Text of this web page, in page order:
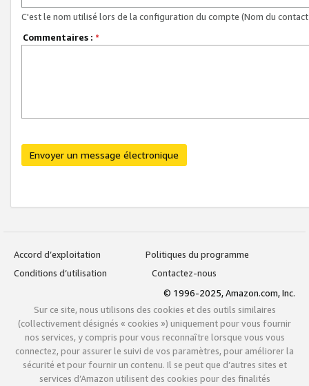
C'est le nom utilisé lors de la configuration du compte (Nom du
Commentaires : *
Envoyer un message électronique
Accord d’exploitation
Politiques du programme
Conditions d’utilisation
Contactez-nous
© 1996-2025, Amazon.com, Inc.
Sur ce site, nous utilisons des cookies et des outils similaires
(collectivement désignés « cookies ») uniquement pour vous fournir
nos services, y compris pour vous reconnaître lorsque vous vous
connectez, pour assurer le suivi de vos paramètres, pour améliorer la
sécurité et pour fournir un contenu. Il se peut que d’autres sites et
services d’Amazon utilisent des cookies pour des finalités